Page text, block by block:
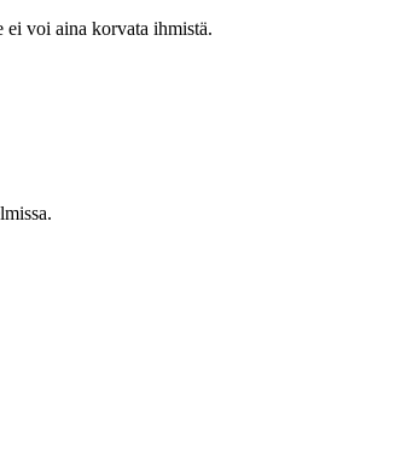
voi aina korvata ihmistä.